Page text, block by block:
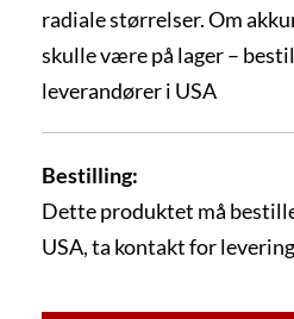
radiale størrelser. Om
skulle være på lager –
leverandører i USA
Bestilling:
Dette produktet må
USA, ta kontakt for